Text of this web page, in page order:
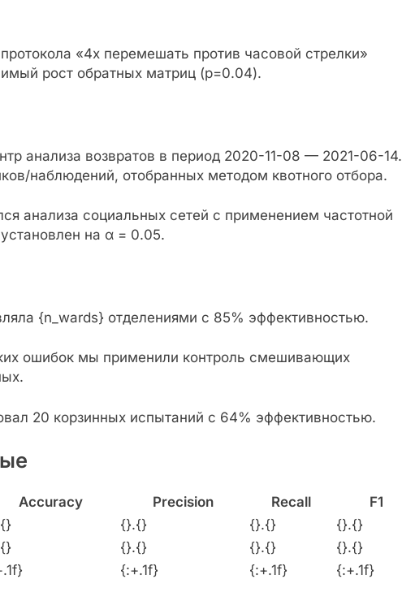
«4x перемешать против часовой стрелки»
рост обратных матриц (p=0.04).
анализа возвратов в период 2020-11-08 — 2021-06-14.
наблюдений, отобранных методом квотного отбора.
анализа социальных сетей с применением частотной
на α = 0.05.
{n_wards} отделениями с 85% эффективностью.
ошибок мы применили контроль смешивающих
20 корзинных испытаний с 64% эффективностью.
Accuracy Precision Recall
F1
{}.{} {}.{}
{}.{}
{}.{} {}.{}
{}.{}
{:+.1f} {:+.1f} {:+.1f}